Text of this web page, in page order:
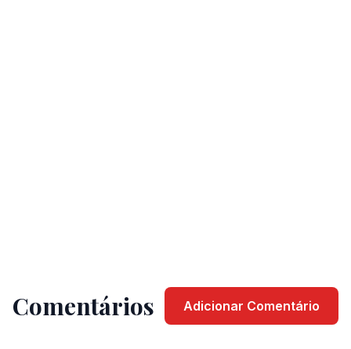
Comentários Adicionar Comentário